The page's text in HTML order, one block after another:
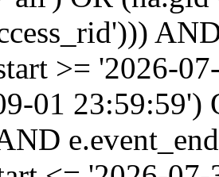
>= '2026-
01 23:59:59')